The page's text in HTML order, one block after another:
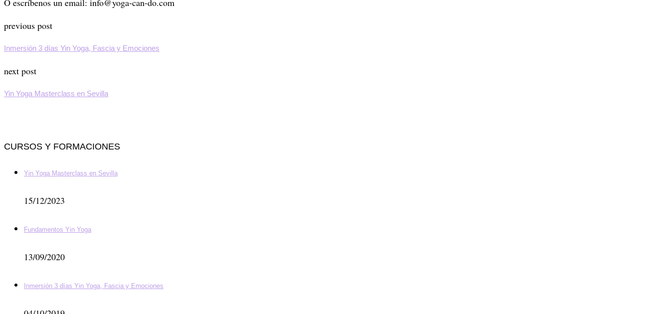
previous post
Inmersión 3 días Yin Yoga, Fascia y Emociones
next post
Yin Yoga Masterclass en Sevilla
CURSOS Y FORMACIONES
Yin Yoga Masterclass en Sevilla
15/12/2023
Fundamentos Yin Yoga
13/09/2020
Inmersión 3 días Yin Yoga, Fascia y Emociones